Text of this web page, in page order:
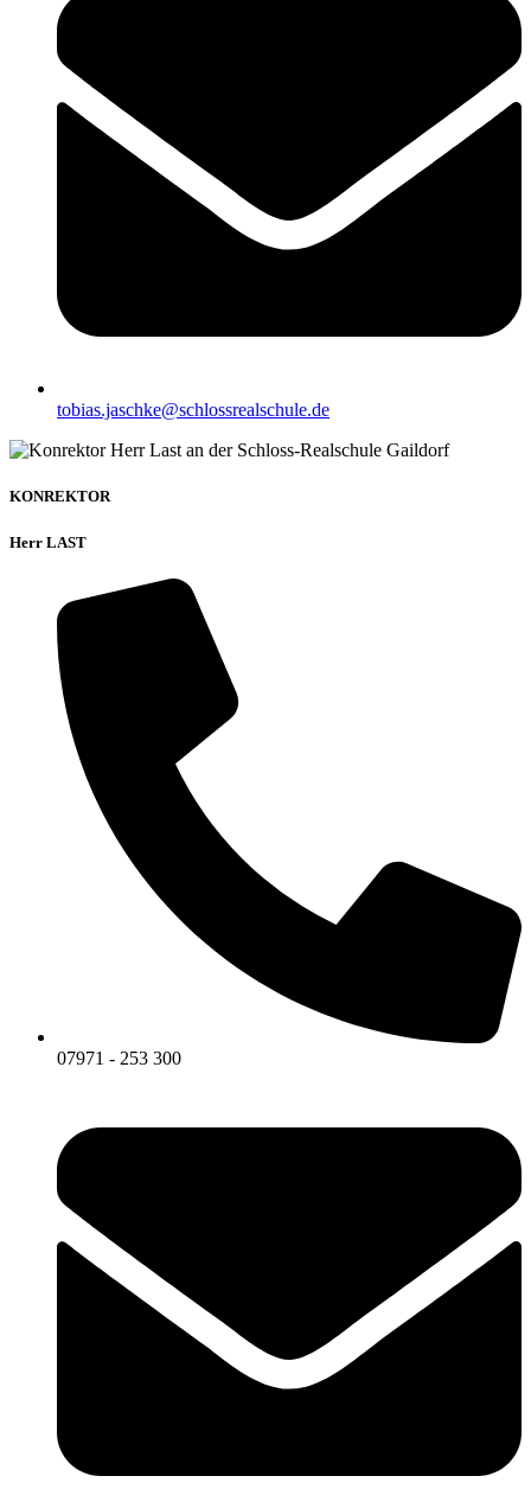
tobias.jaschke@schlossrealschule.de
KONREKTOR
Herr LAST
07971 - 253 300